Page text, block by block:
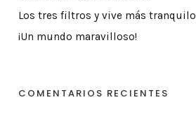
Los tres filtros y vive más tranquilo
¡Un mundo maravilloso!
COMENTARIOS RECIENTES